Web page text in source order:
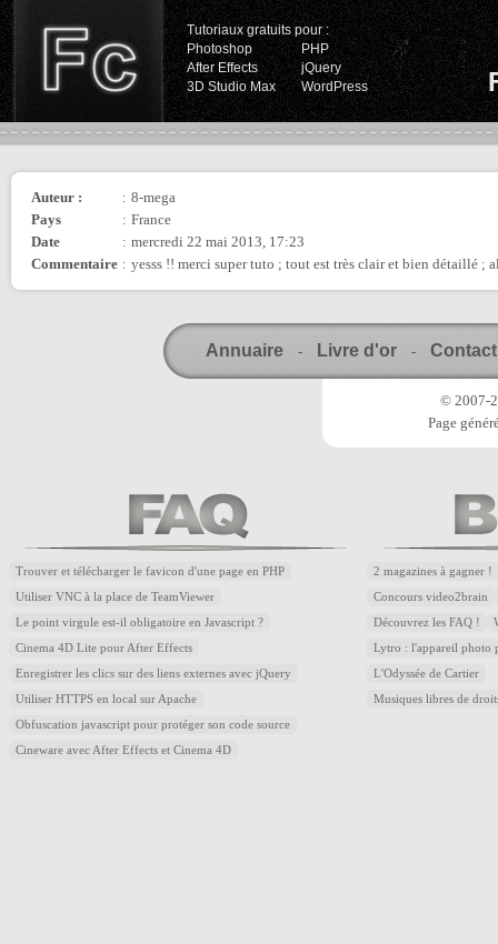
Tutoriaux gratuits pour :
Photoshop
PHP
After Effects
jQuery
3D Studio Max
WordPress
Auteur : : 8-mega
Pays
: France
Date
: mercredi 22 mai 2013, 17:23
Commentaire : yesss !! merci super tuto ; tout est très clair et bien détaillé ;
Annuaire - Livre d'or - Contact
© 2007-
Page
Trouver et télécharger le favicon d'une page en PHP
Utiliser VNC à la place de TeamViewer
Le point virgule est-il obligatoire en Javascript ?
Cinema 4D Lite pour After Effects
Enregistrer les clics sur des liens externes avec jQuery
Utiliser HTTPS en local sur Apache
Obfuscation javascript pour protéger son code source
Cineware avec After Effects et Cinema 4D
2 magazines à gagner !
Concours video2brain
Découvrez les FAQ !
Lytro : l'appareil photo
L'Odyssée de Cartier
Musiques libres de